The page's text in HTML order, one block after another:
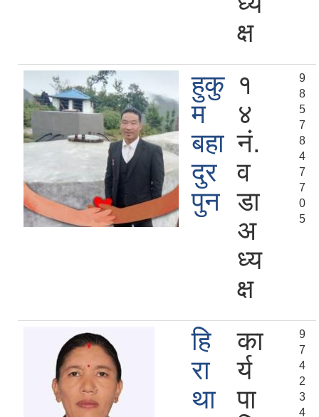
क्ष
हुकु
म
बहा
दुर
पुन
१
४
नं.
व
डा
अ
ध्य
क्ष
9
8
5
7
8
4
7
7
0
5
हि
रा
था
का
र्य
पा
9
7
4
2
3
4